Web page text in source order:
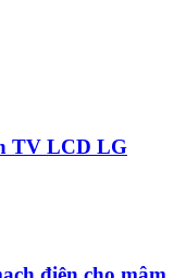
TV LCD LG